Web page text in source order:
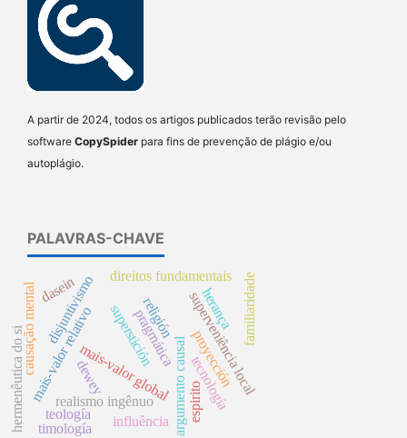
A partir de 2024, todos os artigos publicados terão revisão pelo
software CopySpider para fins de prevenção de plágio e/ou
autoplágio.
PALAVRAS-CHAVE
argumento causal
superstición proyección
mais-valor global
mais-valor relativo superveniência local
disjuntivismo religión
realismo ingênuo tecnología
dewey
teología
direitos fundamentais
espirito
influência
familiaridade
dasein herança
pragmática
hermenêutica do si timología
causação mental